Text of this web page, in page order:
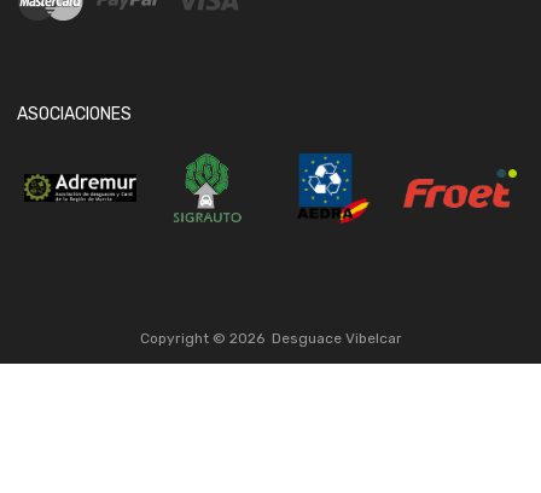
ASOCIACIONES
Copyright © 2026 Desguace Vibelcar